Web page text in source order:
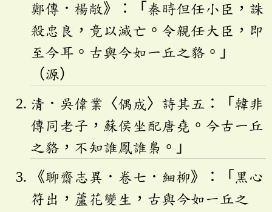
鄭傳．楊敞》：「秦時但任小臣，誅
殺忠良，竟以滅亡。令親任大臣，即
至今耳。古與今如一丘之貉。」
（源）
清．吳偉業〈偶成〉詩其五：「韓非
傳同老子，蘇侯坐配唐堯。今古一丘
之貉，不知誰鳳誰梟。」
《聊齋志異．卷七．細柳》：「黑心
符出，蘆花變生，古與今如一丘之